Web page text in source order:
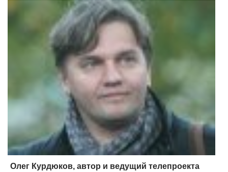
Олег Курдюков, автор и ведущий телепроекта